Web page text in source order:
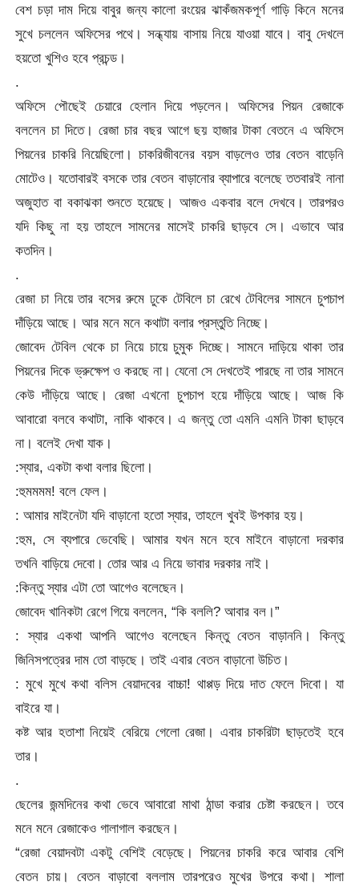
বেশ চড়া দাম দিয়ে বাবুর জন্য কালো রংয়ের ঝাকঁজমকপূর্ণ গাড়ি কিনে মনের
সুখে চললেন অফিসের পথে। সন্ধ্যায় বাসায় নিয়ে যাওয়া যাবে। বাবু দেখলে
হয়তো খুশিও হবে প্রচন্ড।
.
অফিসে পৌছেই চেয়ারে হেলান দিয়ে পড়লেন। অফিসের পিয়ন রেজাকে
বললেন চা দিতে। রেজা চার বছর আগে ছয় হাজার টাকা বেতনে এ অফিসে
পিয়নের চাকরি নিয়েছিলো। চাকরিজীবনের বয়স বাড়লেও তার বেতন বাড়েনি
মোটেও। যতোবারই বসকে তার বেতন বাড়ানোর ব্যাপারে বলেছে ততবারই নানা
অজুহাত বা বকাঝকা শুনতে হয়েছে। আজও একবার বলে দেখবে। তারপরও
যদি কিছু না হয় তাহলে সামনের মাসেই চাকরি ছাড়বে সে। এভাবে আর
কতদিন।
.
রেজা চা নিয়ে তার বসের রুমে ঢুকে টেবিলে চা রেখে টেবিলের সামনে চুপচাপ
দাঁড়িয়ে আছে। আর মনে মনে কথাটা বলার প্রস্তুতি নিচ্ছে।
জোবেদ টেবিল থেকে চা নিয়ে চায়ে চুমুক দিচ্ছে। সামনে দাড়িয়ে থাকা তার
পিয়নের দিকে ভ্রুক্ষেপ ও করছে না। যেনো সে দেখতেই পারছে না তার সামনে
কেউ দাঁড়িয়ে আছে। রেজা এখনো চুপচাপ হয়ে দাঁড়িয়ে আছে। আজ কি
আবারো বলবে কথাটা, নাকি থাকবে। এ জন্তু তো এমনি এমনি টাকা ছাড়বে
না। বলেই দেখা যাক।
:স্যার, একটা কথা বলার ছিলো।
:হুমমমম! বলে ফেল।
: আমার মাইনেটা যদি বাড়ানো হতো স্যার, তাহলে খুবই উপকার হয়।
:হুম, সে ব্যপারে ভেবেছি। আমার যখন মনে হবে মাইনে বাড়ানো দরকার
তখনি বাড়িয়ে দেবো। তোর আর এ নিয়ে ভাবার দরকার নাই।
:কিন্তু স্যার এটা তো আগেও বলেছেন।
জোবেদ খানিকটা রেগে গিয়ে বললেন, “কি বললি? আবার বল।”
: স্যার একথা আপনি আগেও বলেছেন কিন্তু বেতন বাড়াননি। কিন্তু
জিনিসপত্রের দাম তো বাড়ছে। তাই এবার বেতন বাড়ানো উচিত।
: মুখে মুখে কথা বলিস বেয়াদবের বাচ্চা! থাপ্পড় দিয়ে দাত ফেলে দিবো। যা
বাইরে যা।
কষ্ট আর হতাশা নিয়েই বেরিয়ে গেলো রেজা। এবার চাকরিটা ছাড়তেই হবে
তার।
.
ছেলের জন্মদিনের কথা ভেবে আবারো মাথা ঠান্ডা করার চেষ্টা করছেন। তবে
মনে মনে রেজাকেও গালাগাল করছেন।
“রেজা বেয়াদবটা একটু বেশিই বেড়েছে। পিয়নের চাকরি করে আবার বেশি
বেতন চায়। বেতন বাড়াবো বললাম তারপরেও মুখের উপরে কথা। শালা